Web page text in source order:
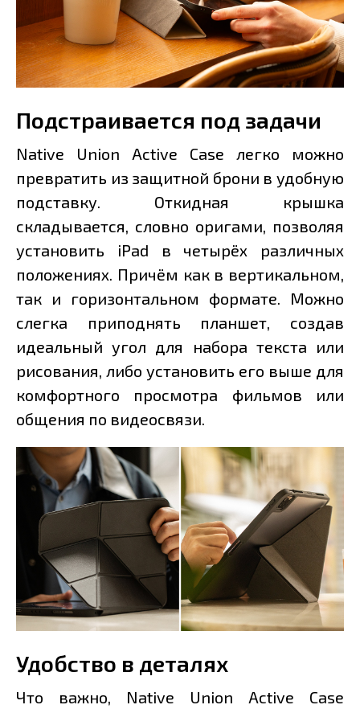
Подстраивается под задачи
Native Union Active Case легко можно
превратить из защитной брони в удобную
подставку. Откидная крышка
складывается, словно оригами, позволяя
установить iPad в четырёх различных
положениях. Причём как в вертикальном,
так и горизонтальном формате. Можно
слегка приподнять планшет, создав
идеальный угол для набора текста или
рисования, либо установить его выше для
комфортного просмотра фильмов или
общения по видеосвязи.
Удобство в деталях
Что важно, Native Union Active Case